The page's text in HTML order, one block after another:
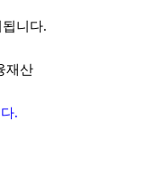
니다.
재산
.